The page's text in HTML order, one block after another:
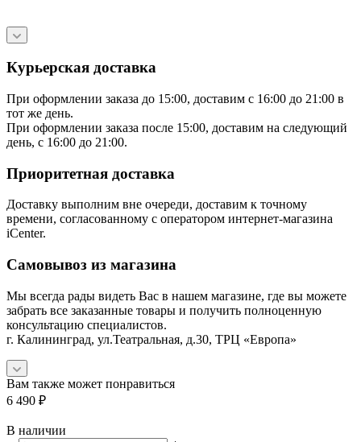
Курьерская доставка
При оформлении заказа до 15:00, доставим с 16:00 до 21:00 в
тот же день.
При оформлении заказа после 15:00, доставим на следующий
день, с 16:00 до 21:00.
Приоритетная доставка
Доставку выполним вне очереди, доставим к точному
времени, согласованному с оператором интернет-магазина
iCenter.
Самовывоз из магазина
Мы всегда рады видеть Вас в нашем магазине, где вы можете
забрать все заказанные товары и получить полноценную
консультацию специалистов.
г. Калининград, ул.Театральная, д.30, ТРЦ «Европа»
Вам также может понравиться
6 490 ₽
В наличии